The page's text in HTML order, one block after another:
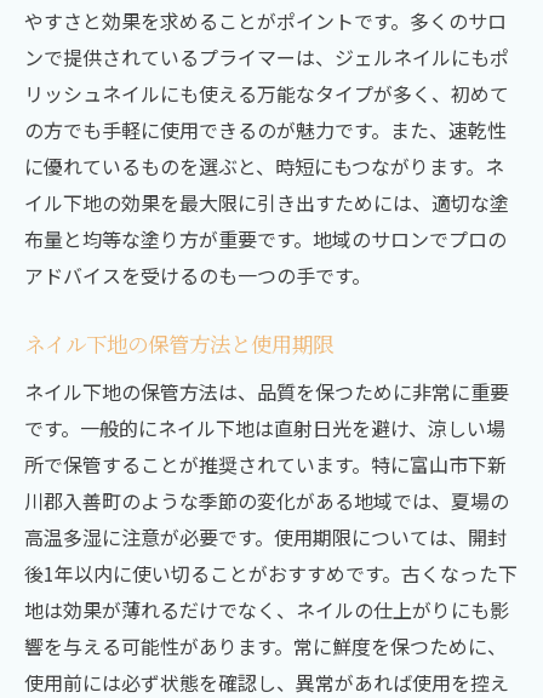
やすさと効果を求めることがポイントです。多くのサロ
ンで提供されているプライマーは、ジェルネイルにもポ
リッシュネイルにも使える万能なタイプが多く、初めて
の方でも手軽に使用できるのが魅力です。また、速乾性
に優れているものを選ぶと、時短にもつながります。ネ
イル下地の効果を最大限に引き出すためには、適切な塗
布量と均等な塗り方が重要です。地域のサロンでプロの
アドバイスを受けるのも一つの手です。
ネイル下地の保管方法と使用期限
ネイル下地の保管方法は、品質を保つために非常に重要
です。一般的にネイル下地は直射日光を避け、涼しい場
所で保管することが推奨されています。特に富山市下新
川郡入善町のような季節の変化がある地域では、夏場の
高温多湿に注意が必要です。使用期限については、開封
後1年以内に使い切ることがおすすめです。古くなった下
地は効果が薄れるだけでなく、ネイルの仕上がりにも影
響を与える可能性があります。常に鮮度を保つために、
使用前には必ず状態を確認し、異常があれば使用を控え